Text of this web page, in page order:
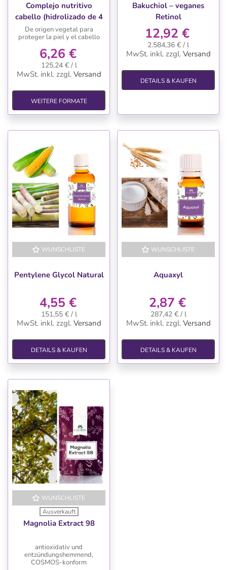
Complejo nutritivo
cabello (hidrolizado de 4
proteinas vegetales)
De origen vegetal para
proteger la piel y el cabello
6,26 €
125,24 € / l
MwSt. inkl. zzgl. Versand
WEITERE FORMATE
Bakuchiol – veganes
Retinol
12,92 €
2.584,36 € / l
MwSt. inkl. zzgl. Versand
DETAILS & KAUFEN
WUNSCHLISTE
Pentylene Glycol Natural
4,55 €
151,55 € / l
MwSt. inkl. zzgl. Versand
DETAILS & KAUFEN
WUNSCHLISTE
Aquaxyl
2,87 €
287,42 € / l
MwSt. inkl. zzgl. Versand
DETAILS & KAUFEN
WUNSCHLISTE
Ausverkauft
Magnolia Extract 98
antioxidativ und
entzündungshemmend,
COSMOS-konform